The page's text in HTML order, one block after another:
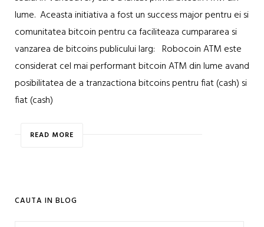
lume. Aceasta initiativa a fost un success major pentru ei si
comunitatea bitcoin pentru ca faciliteaza cumpararea si
vanzarea de bitcoins publicului larg: Robocoin ATM este
considerat cel mai performant bitcoin ATM din lume avand
posibilitatea de a tranzactiona bitcoins pentru fiat (cash) si
fiat (cash)
READ MORE
CAUTA IN BLOG